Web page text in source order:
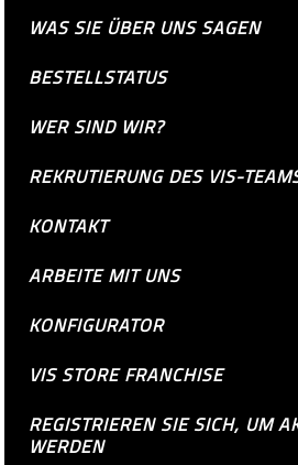
WAS SIE ÜBER UNS SAGEN
BESTELLSTATUS
WER SIND WIR?
REKRUTIERUNG DES VIS-
KONTAKT
ARBEITE MIT UNS
KONFIGURATOR
VIS STORE FRANCHISE
REGISTRIEREN SIE SICH, UM
WERDEN